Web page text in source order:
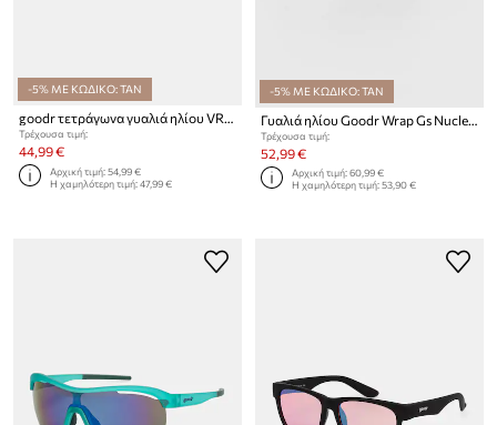
-5% ΜΕ ΚΩΔΙΚΟ: TAN
goodr τετράγωνα γυαλιά ηλίου VRGs
Τρέχουσα τιμή:
44,99 €
Αρχική τιμή:54,99 €
Η χαμηλότερη τιμή:47,99 €
-5% ΜΕ ΚΩΔΙΚΟ: TAN
Γυαλιά ηλίου Goodr Wrap Gs Nuclear Gnar
Τρέχουσα τιμή:
52,99 €
Αρχική τιμή:60,99 €
Η χαμηλότερη τιμή:53,90 €